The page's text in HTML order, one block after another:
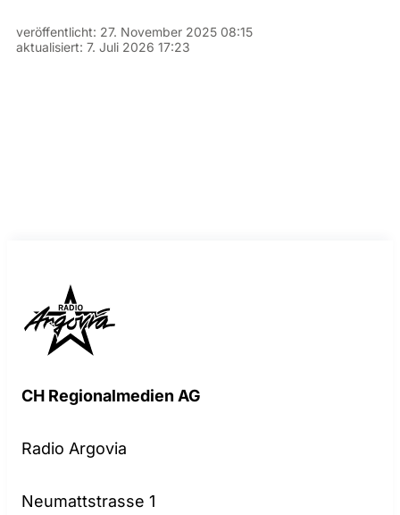
veröffentlicht: 27. November 2025 08:15
aktualisiert: 7. Juli 2026 17:23
CH Regionalmedien AG
Radio Argovia
Neumattstrasse 1